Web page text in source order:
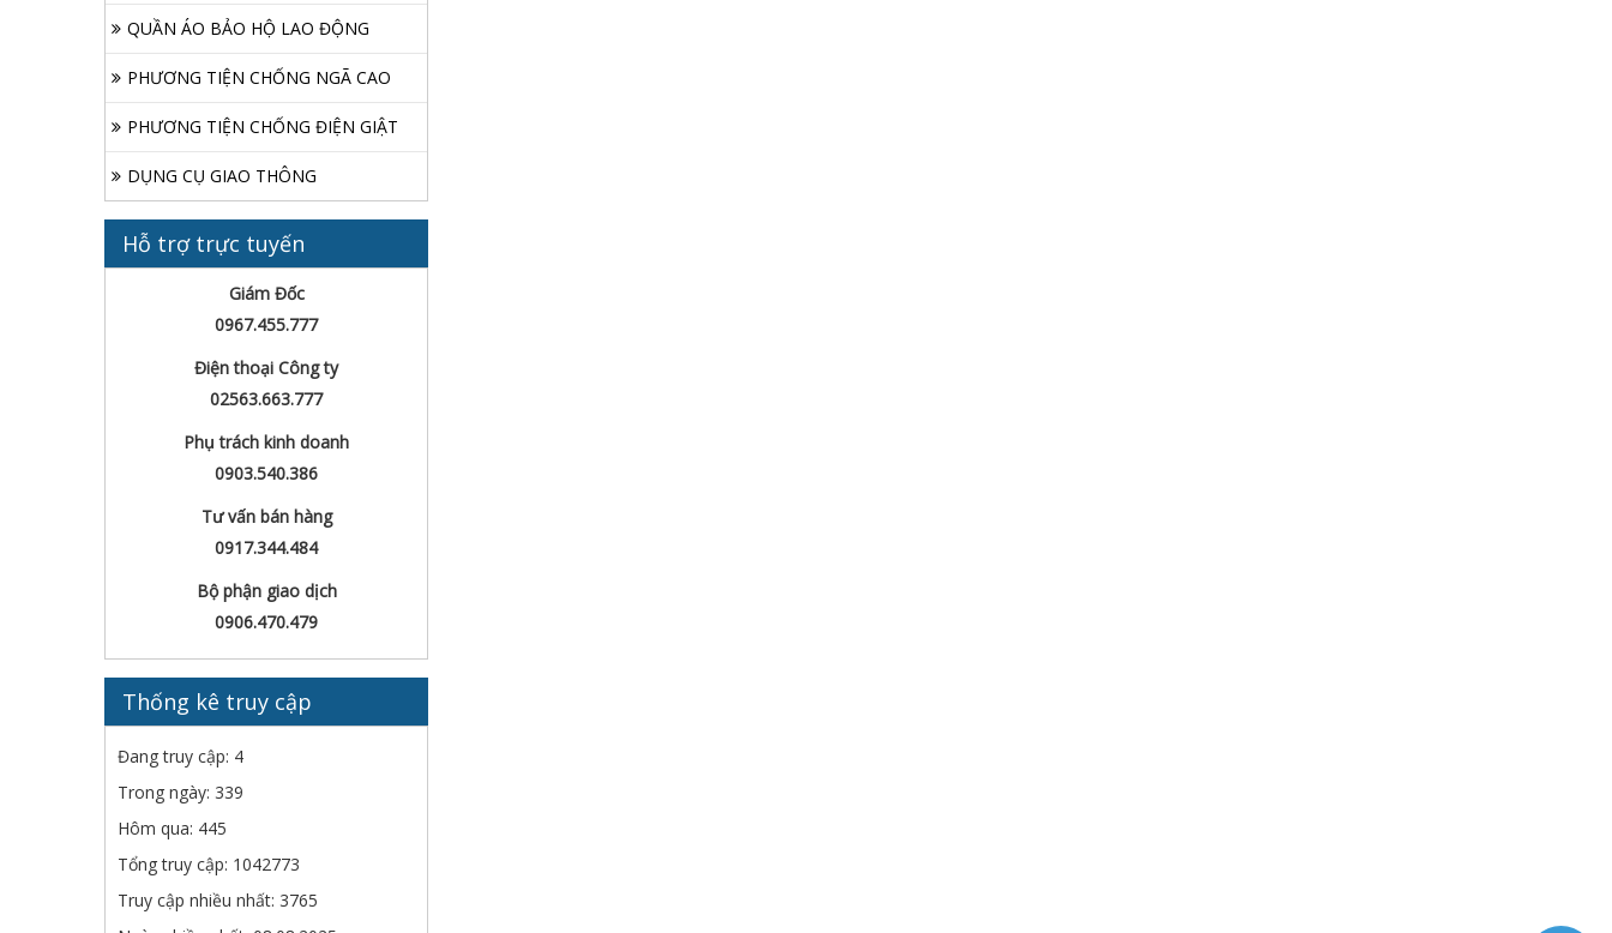
QUẦN ÁO BẢO HỘ LAO ĐỘNG
PHƯƠNG TIỆN CHỐNG NGÃ CAO
PHƯƠNG TIỆN CHỐNG ĐIỆN GIẬT
DỤNG CỤ GIAO THÔNG
Hỗ trợ trực tuyến
Giám Đốc
0967.455.777
Điện thoại Công ty
02563.663.777
Phụ trách kinh doanh
0903.540.386
Tư vấn bán hàng
0917.344.484
Bộ phận giao dịch
0906.470.479
Thống kê truy cập
Đang truy cập: 4
Trong ngày: 339
Hôm qua: 445
Tổng truy cập: 1042773
Truy cập nhiều nhất: 3765